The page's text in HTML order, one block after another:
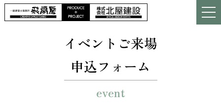
イベントご来場
申込フォーム
event